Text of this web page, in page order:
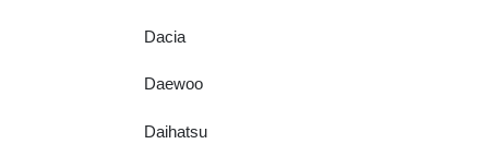
Dacia
Daewoo
Daihatsu